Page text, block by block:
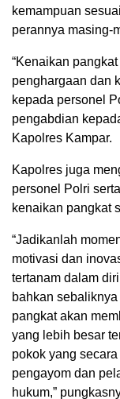
kemampuan
perannya masing-
“Kenaikan
penghargaan dan
kepada personel
pengabdian
Kapolres Kampar.
Kapolres juga
personel Polri
kenaikan pangkat
“Jadikanlah
motivasi dan
tertanam dalam
bahkan
pangkat akan
yang lebih besar
pokok yang
pengayom dan
hukum,”